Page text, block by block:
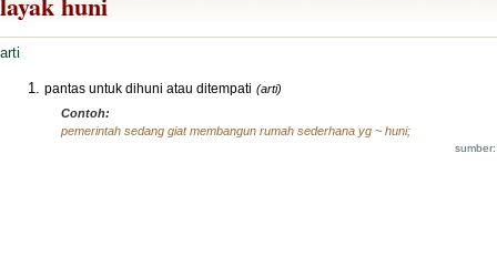
arti
pantas untuk dihuni atau ditempati (arti)
Contoh:
pemerintah sedang giat membangun rumah sederhana yg ~ huni;